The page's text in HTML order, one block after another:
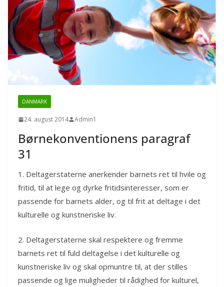
DANMARK
24. august 2014 Admin1
Børnekonventionens paragraf
31
1. Deltagerstaterne anerkender barnets ret til hvile og
fritid, til at lege og dyrke fritidsinteresser, som er
passende for barnets alder, og til frit at deltage i det
kulturelle og kunstneriske liv.
2. Deltagerstaterne skal respektere og fremme
barnets ret til fuld deltagelse i det kulturelle og
kunstneriske liv og skal opmuntre til, at der stilles
passende og lige muligheder til rådighed for kulturel,